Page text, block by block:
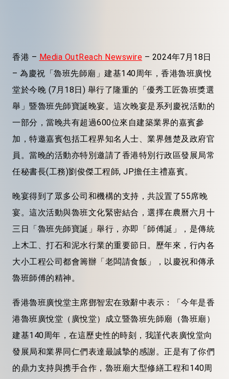
香港 – Media OutReach Newswire – 2024年7月18日
– 為慶祝「魯班先師廟」建基140周年，香港魯班廣悅
堂於今晚 (7月18日) 舉行了隆重的「優秀工匠魯班獎選
舉」暨魯班先師寶誕晚宴。這次晚宴是系列慶祝活動的
一部分，當晚共有超過600位來自建築業界的嘉賓參
加，特邀嘉賓包括工程界知名人士、業界翹楚及政府官
員。當晚的活動亦特別邀請了香港特別行政區發展局常
任秘書長(工務)劉俊傑工程師, JP擔任主禮嘉賓。
晚宴得到了眾多公司和機構的支持，共設置了55席晚
宴。這次活動與魯班文化緊密結合，選擇在農曆六月十
三日「魯班先師寶誕」舉行，亦即「師傅誕」，是傳統
上木工、打石和泥水行業的重要節日。歷年來，行內各
大小工程公司都會籌辦「老闆請食飯」，以慶祝和傳承
魯班師傅的精神。
香港魯班廣悅堂主席鄧智宏在致辭中表示：「今年是香
港魯班廣悅堂（廣悅堂）成立暨魯班先師廟（魯班廟）
建基140周年，在這歷史性的時刻，我謹代表廣悅堂向
發展局和業界同仁們表達最誠摯的感謝。正是有了你們
的鼎力支持與携手合作，魯班廟大型修繕工程和140周